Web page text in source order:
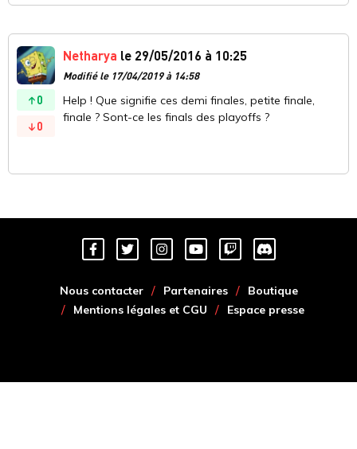
0
0
Netharya le 29/05/2016 à 10:25
Modifié le 17/04/2019 à 14:58
Help ! Que signifie ces demi finales, petite finale,
finale ? Sont-ce les finals des playoffs ?
Nous contacter Partenaires
Boutique
Mentions légales et CGU
Espace presse